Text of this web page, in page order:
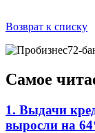
Возврат к списку
Самое
1. Выдачи
выросли на